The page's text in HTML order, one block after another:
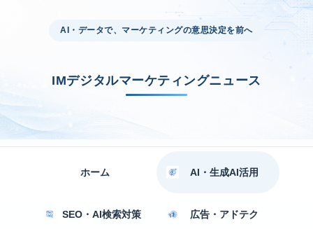
AI・データで、マーケティングの意思決定を前へ
IMデジタルマーケティングニュース
ホーム AI・生成AI活用
SEO・AI検索対策 広告・アドテク